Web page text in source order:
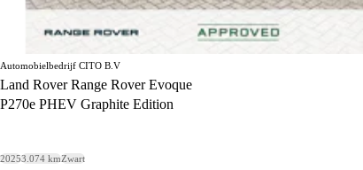
Automobielbedrijf CITO B.V
Land Rover Range Rover Evoque
P270e PHEV Graphite Edition
20253.074 kmZwart